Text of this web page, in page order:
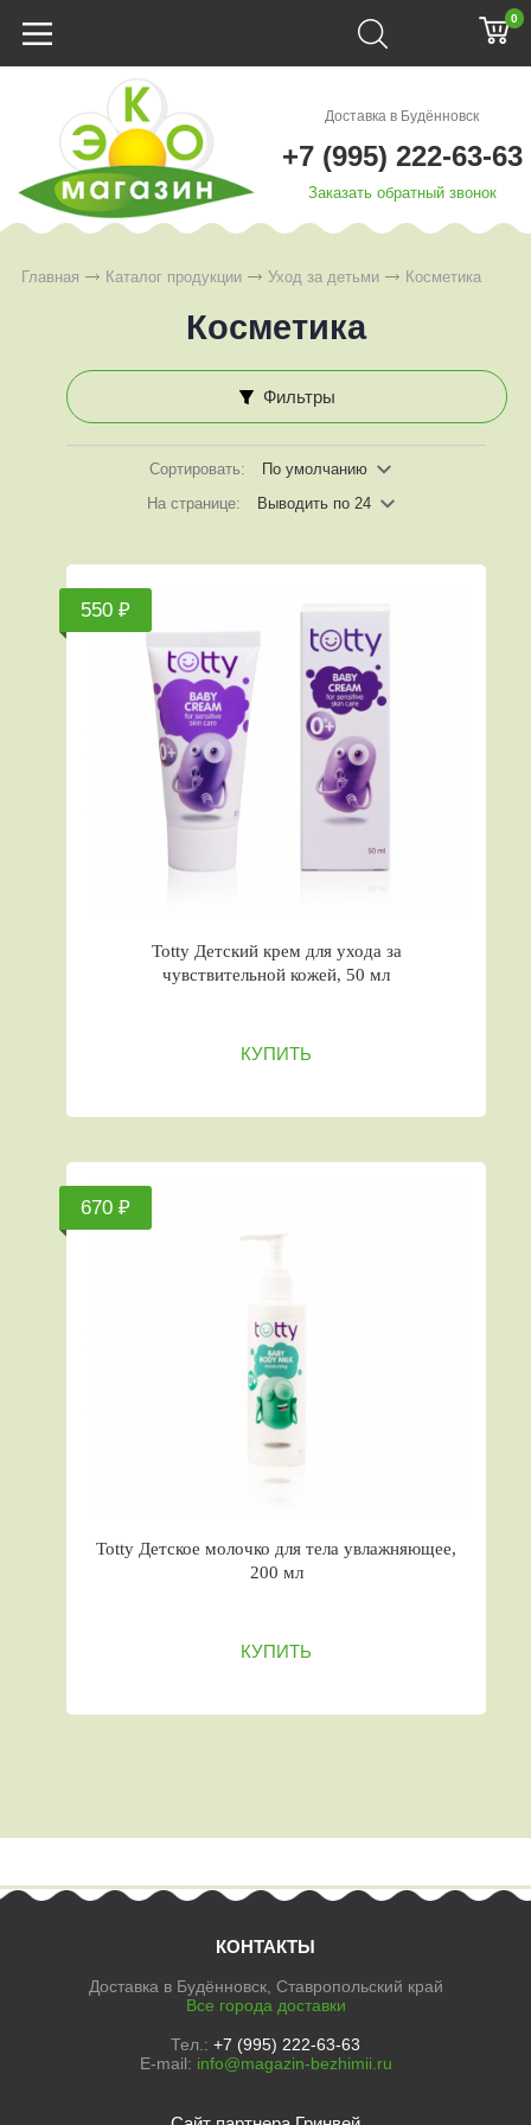
0
Доставка в Будённовск
+7 (995) 222-63-63
Заказать обратный звонок
Главная Каталог продукции Уход за детьми Косметика
Косметика
Фильтры
Сортировать:
По умолчанию
На странице:
Выводить по 24
550 ₽
Totty Детский крем для ухода за
чувствительной кожей, 50 мл
КУПИТЬ
670 ₽
Totty Детское молочко для тела увлажняющее,
200 мл
КУПИТЬ
КОНТАКТЫ
Доставка в Будённовск, Ставропольский край
Все города доставки
Тел.: +7 (995) 222-63-63
E-mail: info@magazin-bezhimii.ru